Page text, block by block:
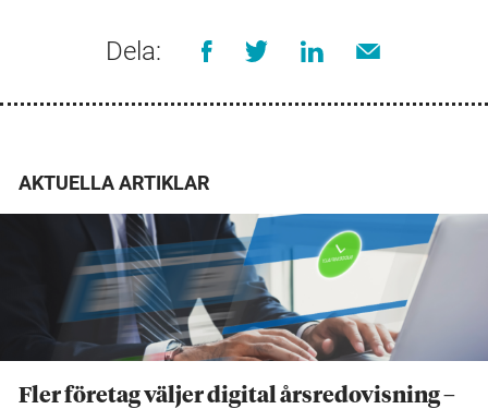
Dela:
AKTUELLA ARTIKLAR
Fler företag väljer digital årsredovisning –